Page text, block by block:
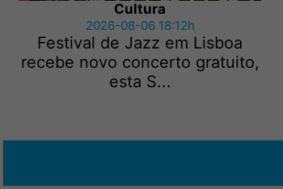
Cultura
2026-08-06 18:12h
Festival de Jazz em Lisboa
recebe novo concerto gratuito,
esta S...